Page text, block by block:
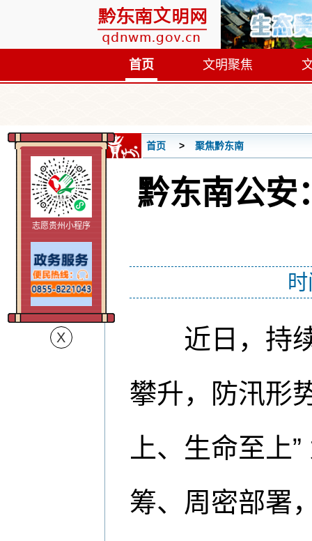
首页 文明聚焦
首页 聚焦黔东南
黔东南公安
近日，持续
攀升，防汛形
上、生命至上
筹、周密部署
志愿贵州小程序